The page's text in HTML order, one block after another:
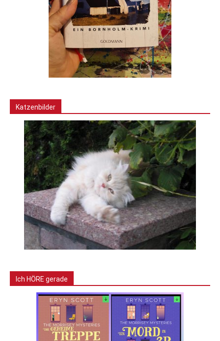
Katzenbilder
Ich HÖRE gerade